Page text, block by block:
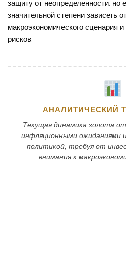
защиту от неопределенности, но
значительной степени зависеть
макроэкономического сценария
рисков.
АНАЛИТИЧЕСКИЙ
Текущая динамика золота
инфляционными ожиданиями
политикой, требуя от
внимания к